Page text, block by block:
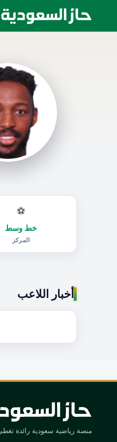
⚽
خط وسط
المركز
أخبار اللاعب
منصة رياضية سعودية رائدة تغطي